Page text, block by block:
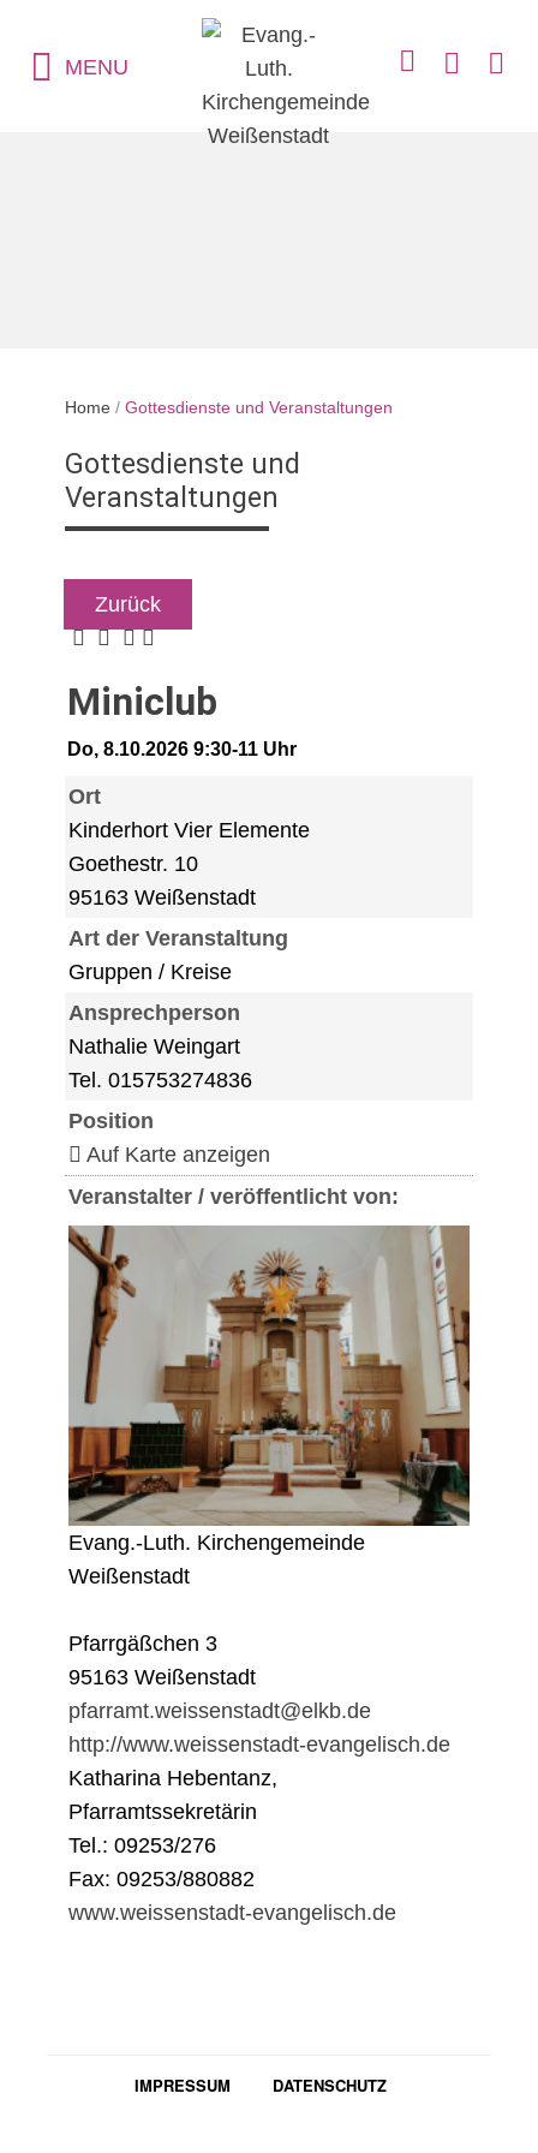
MENU
Home / Gottesdienste und Veranstaltungen
Gottesdienste und
Veranstaltungen
Zurück
Miniclub
Do, 8.10.2026 9:30-11 Uhr
Ort
Kinderhort Vier Elemente
Goethestr. 10
95163 Weißenstadt
Art der Veranstaltung
Gruppen / Kreise
Ansprechperson
Nathalie Weingart
Tel. 015753274836
Position
Auf Karte anzeigen
Veranstalter / veröffentlicht von:
Evang.-Luth. Kirchengemeinde
Weißenstadt
Pfarrgäßchen 3
95163 Weißenstadt
pfarramt.weissenstadt@elkb.de
http://www.weissenstadt-evangelisch.de
Katharina Hebentanz,
Pfarramtssekretärin
Tel.: 09253/276
Fax: 09253/880882
www.weissenstadt-evangelisch.de
IMPRESSUM DATENSCHUTZ